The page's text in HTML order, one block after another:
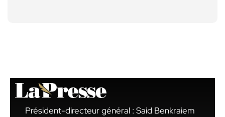
Président-directeur général : Said Benkraiem